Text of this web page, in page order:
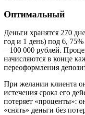
Оптимальный
Деньги хранятся 270
год и 1 день) под 6,
– 100 000 рублей.
начисляются в конце
переоформления
При желании клиента
истечения срока его
потеряет «проценты»:
«снять» деньги без